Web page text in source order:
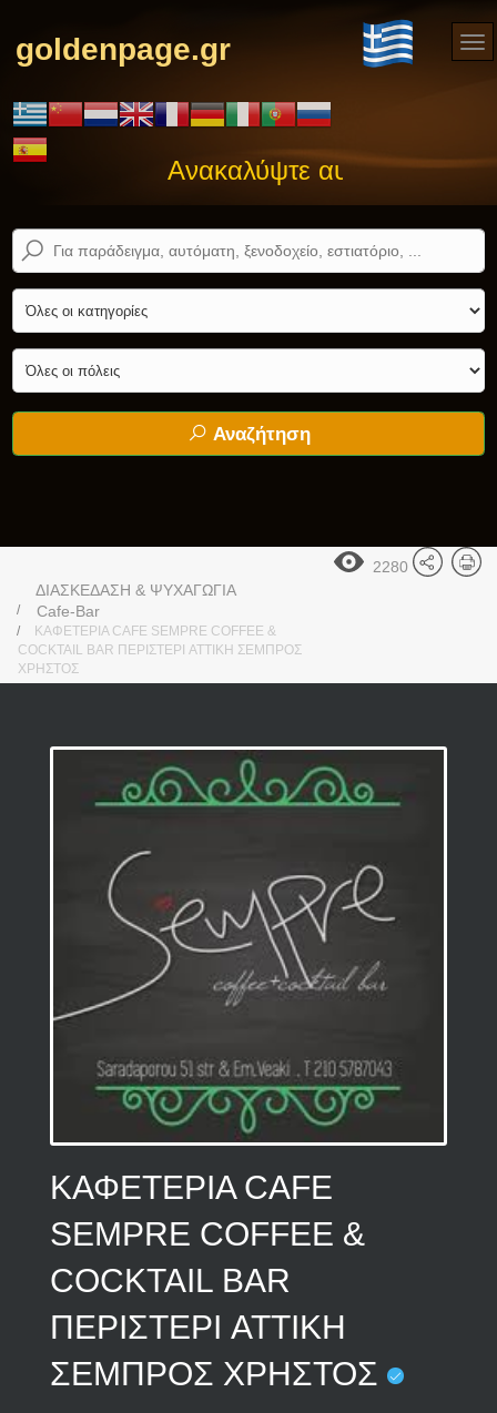
goldenpage.gr
Ανακαλύψτε αυτό που
Αναζήτηση
2280
ΔΙΑΣΚΕΔΑΣΗ & ΨΥΧΑΓΩΓΙΑ
Cafe-Bar
ΚΑΦΕΤΕΡΙΑ CAFE SEMPRE COFFEE &
COCKTAIL BAR ΠΕΡΙΣΤΕΡΙ ATTIKH ΣΕΜΠΡΟΣ
ΧΡΗΣΤΟΣ
ΚΑΦΕΤΕΡΙΑ CAFE
SEMPRE COFFEE &
COCKTAIL BAR
ΠΕΡΙΣΤΕΡΙ ATTIKH
ΣΕΜΠΡΟΣ ΧΡΗΣΤΟΣ